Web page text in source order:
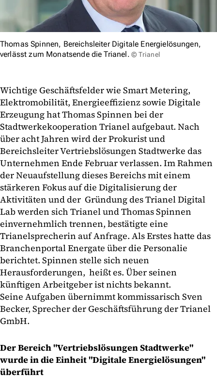
Thomas Spinnen, Bereichsleiter Digitale Energielösungen,
verlässt zum Monatsende die Trianel. © Trianel
Wichtige Geschäftsfelder wie Smart Metering,
Elektromobilität, Energieeffizienz sowie Digitale
Erzeugung hat Thomas Spinnen bei der
Stadtwerkekooperation Trianel aufgebaut. Nach
über acht Jahren wird der Prokurist und
Bereichsleiter Vertriebslösungen Stadtwerke das
Unternehmen Ende Februar verlassen. Im Rahmen
der Neuaufstellung dieses Bereichs mit einem
stärkeren Fokus auf die Digitalisierung der
Aktivitäten und der Gründung des Trianel Digital
Lab werden sich Trianel und Thomas Spinnen
einvernehmlich trennen, bestätigte eine
Trianelsprecherin auf Anfrage. Als Erstes hatte das
Branchenportal Energate über die Personalie
berichtet. Spinnen stelle sich neuen
Herausforderungen, heißt es. Über seinen
künftigen Arbeitgeber ist nichts bekannt.
Seine Aufgaben übernimmt kommissarisch Sven
Becker, Sprecher der Geschäftsführung der Trianel
GmbH.
Der Bereich "Vertriebslösungen Stadtwerke"
wurde in die Einheit "Digitale Energielösungen"
überführt